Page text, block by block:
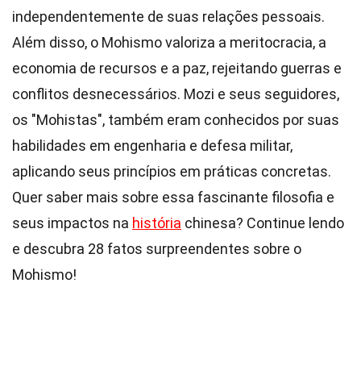
independentemente de suas relações pessoais.
Além disso, o Mohismo valoriza a meritocracia, a
economia de recursos e a paz, rejeitando guerras e
conflitos desnecessários. Mozi e seus seguidores,
os "Mohistas", também eram conhecidos por suas
habilidades em engenharia e defesa militar,
aplicando seus princípios em práticas concretas.
Quer saber mais sobre essa fascinante filosofia e
seus impactos na história chinesa? Continue lendo
e descubra 28 fatos surpreendentes sobre o
Mohismo!